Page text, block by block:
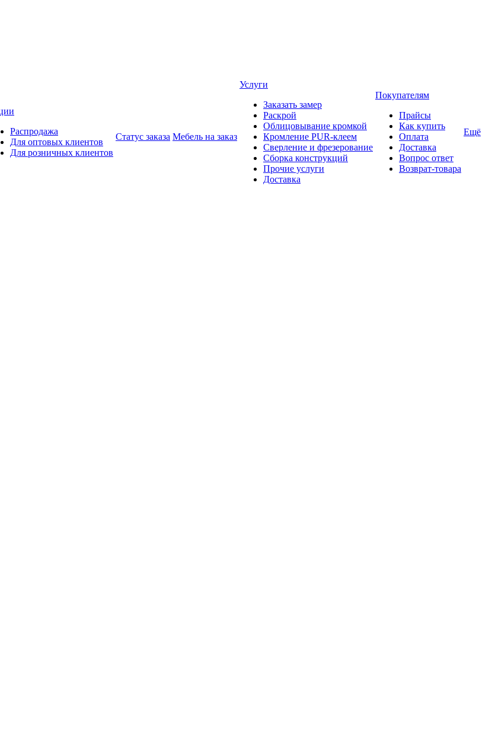
Распродажа
Для оптовых клиентов
Для розничных клиентов
Статус заказа Мебель на заказ
Услуги
Заказать замер
Раскрой
Облицовывание кромкой
Кромление PUR-клеем
Сверление и фрезерование
Сборка конструкций
Прочие услуги
Доставка
Покупателям
Прайсы
Как купить
Оплата
Доставка
Вопрос ответ
Возврат-товара
Ещё